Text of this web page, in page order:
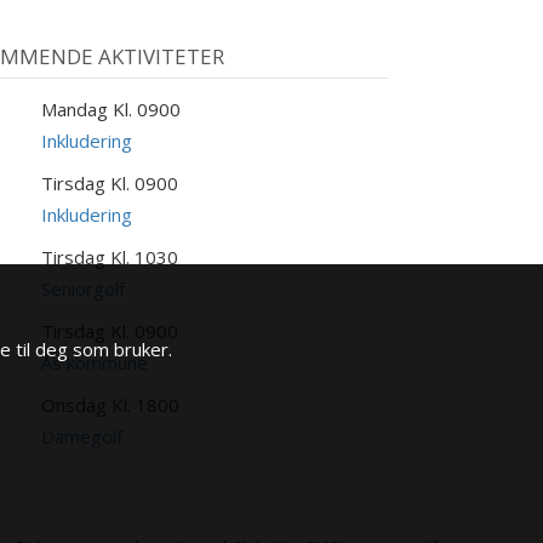
AKTIVITETER
Mandag Kl. 0900
Inkludering
Tirsdag Kl. 0900
Inkludering
Tirsdag Kl. 1030
Ås kommune
til deg som bruker.